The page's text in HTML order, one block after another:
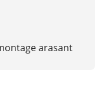
arasant